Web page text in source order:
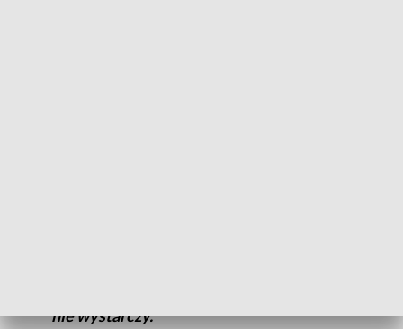
nie wystarczy.